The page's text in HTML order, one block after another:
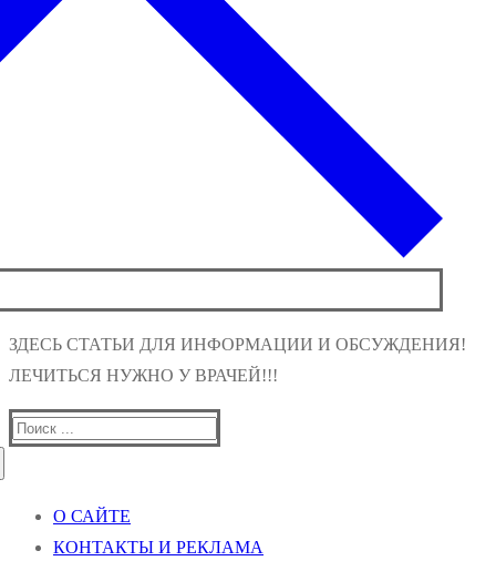
ЗДЕСЬ СТАТЬИ ДЛЯ ИНФОРМАЦИИ И ОБСУЖДЕНИЯ!
ЛЕЧИТЬСЯ НУЖНО У ВРАЧЕЙ!!!
Найти:
О САЙТЕ
КОНТАКТЫ И РЕКЛАМА